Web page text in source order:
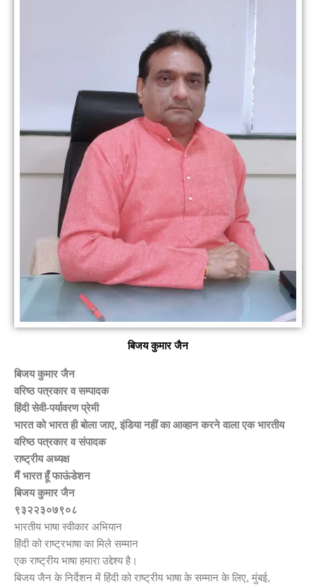
बिजय कुमार जैन
बिजय कुमार जैन
वरिष्ठ पत्रकार व सम्पादक
हिंदी सेवी-पर्यावरण प्रेमी
भारत को भारत ही बोला जाए, इंडिया नहीं का आव्हान करने वाला एक भारतीय
वरिष्ठ पत्रकार व संपादक
राष्ट्रीय अध्यक्ष
मैं भारत हूँ फाऊंडेशन
बिजय कुमार जैन
९३२२३०७९०८
भारतीय भाषा स्वीकार अभियान
हिंदी को राष्ट्रभाषा का मिले सम्मान
एक राष्ट्रीय भाषा हमारा उद्देश्य है।
बिजय जैन के निर्देशन में हिंदी को राष्ट्रीय भाषा के सम्मान के लिए, मुंबई,